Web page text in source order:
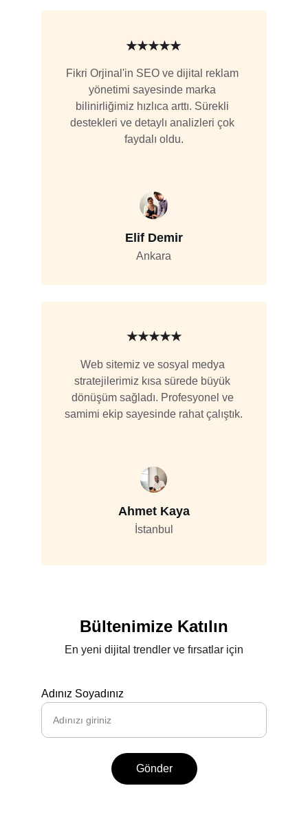
Web sitemiz ve sosyal medya
stratejilerimiz kısa sürede büyük
dönüşüm sağladı. Profesyonel ve
samimi ekip sayesinde rahat çalıştık.
Ahmet Kaya
İstanbul
Fikri Orjinal'in SEO ve dijital reklam
yönetimi sayesinde marka
bilinirliğimiz hızlıca arttı. Sürekli
destekleri ve detaylı analizleri çok
faydalı oldu.
Elif Demir
Ankara
★★★★★
★★★★★
Bültenimize Katılın
Adınız Soyadınız
Gönder
En yeni dijital trendler ve fırsatlar için